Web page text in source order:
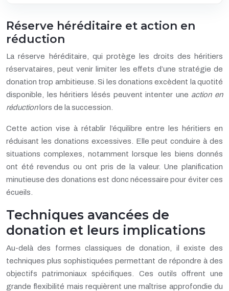
Réserve héréditaire et action en
réduction
La réserve héréditaire, qui protège les droits des héritiers
réservataires, peut venir limiter les effets d’une stratégie de
donation trop ambitieuse. Si les donations excèdent la quotité
disponible, les héritiers lésés peuvent intenter une action en
réduction lors de la succession.
Cette action vise à rétablir l’équilibre entre les héritiers en
réduisant les donations excessives. Elle peut conduire à des
situations complexes, notamment lorsque les biens donnés
ont été revendus ou ont pris de la valeur. Une planification
minutieuse des donations est donc nécessaire pour éviter ces
écueils.
Techniques avancées de
donation et leurs implications
Au-delà des formes classiques de donation, il existe des
techniques plus sophistiquées permettant de répondre à des
objectifs patrimoniaux spécifiques. Ces outils offrent une
grande flexibilité mais requièrent une maîtrise approfondie du